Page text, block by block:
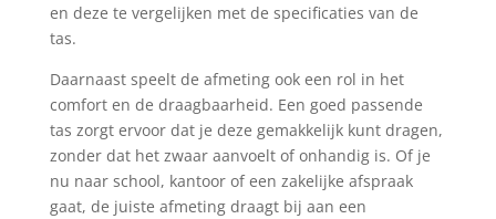
en deze te vergelijken met de specificaties van de
tas.
Daarnaast speelt de afmeting ook een rol in het
comfort en de draagbaarheid. Een goed passende
tas zorgt ervoor dat je deze gemakkelijk kunt dragen,
zonder dat het zwaar aanvoelt of onhandig is. Of je
nu naar school, kantoor of een zakelijke afspraak
gaat, de juiste afmeting draagt bij aan een